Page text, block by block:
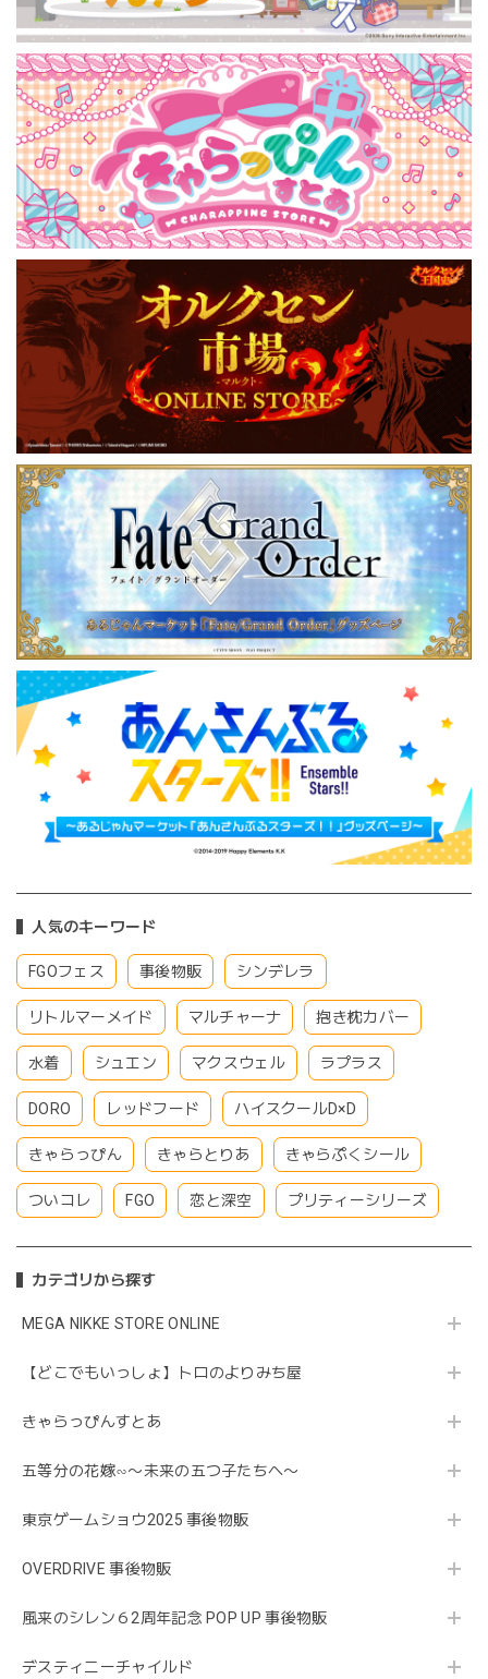
人気のキーワード
FGOフェス 事後物販 シンデレラ
リトルマーメイド マルチャーナ 抱き枕カバー
水着 シュエン マクスウェル ラプラス
DORO レッドフード ハイスクールD×D
きゃらっぴん きゃらとりあ きゃらぷくシール
ついコレ FGO 恋と深空 プリティーシリーズ
カテゴリから探す
MEGA NIKKE STORE ONLINE
【どこでもいっしょ】トロのよりみち屋
きゃらっぴんすとあ
五等分の花嫁∽〜未来の五つ子たちへ〜
東京ゲームショウ2025 事後物販
OVERDRIVE 事後物販
風来のシレン６2周年記念 POP UP 事後物販
デスティニーチャイルド